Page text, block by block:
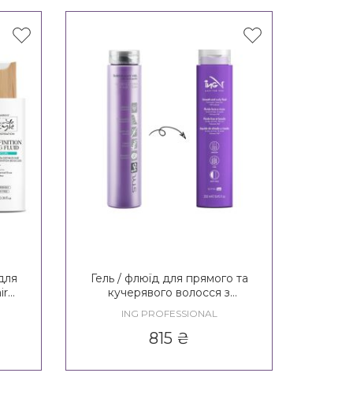
Гель / флюїд для прямого та
кучерявого волосся з
сильної фіксації ING Styling
Sleek And Wavy Gel With Fruit
Acids 3* / Smooth And Curly
ING PROFESSIONAL
815 ₴